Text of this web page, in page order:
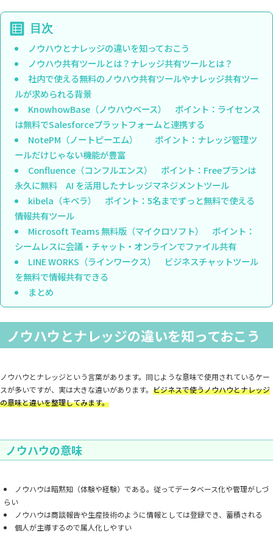
ノウハウとナレッジの違いを知っておこう
ノウハウ共有ツールとは？ナレッジ共有ツールとは？
社内で使える無料のノウハウ共有ツールやナレッジ共有ツー
ルが求められる背景
KnowhowBase（ノウハウベース） ポイント：ライセンス
は無料でSalesforceプラットフォームと連携する
NotePM（ノートピーエム） ポイント：ナレッジ管理ツ
ールだけじゃない機能が豊富
Confluence（コンフルエンス） ポイント：Freeプランは
永久に無料 AI を活用したナレッジマネジメントツール
kibela（キベラ） ポイント：5名までずっと無料で使える
情報共有ツール
Microsoft Teams 無料版（マイクロソフト） ポイント：
シームレスに会議・チャット・オンラインでファイル共有
LINE WORKS（ラインワークス） ビジネスチャットツール
を無料で情報共有できる
まとめ
ノウハウとナレッジの違いを知っておこう
ノウハウとナレッジという言葉があります。同じような意味で使用されているケー
スが多いですが、実は大きな違いがあります。 ビジネスで使うノウハウとナレッジ
の意味と違いを整理してみます。
ノウハウの意味
ノウハウは暗黙知（体験や経験）である。従ってデータベース化や管理がしづ
らい
ノウハウは商談報告や生産技術のように情報としては登録でき、蓄積される
個人が主導するので属人化しやすい